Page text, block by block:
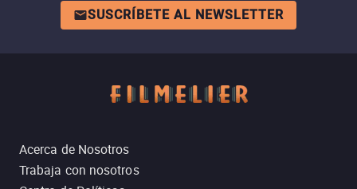
SUSCRÍBETE AL NEWSLETTER
Acerca de Nosotros
Trabaja con nosotros